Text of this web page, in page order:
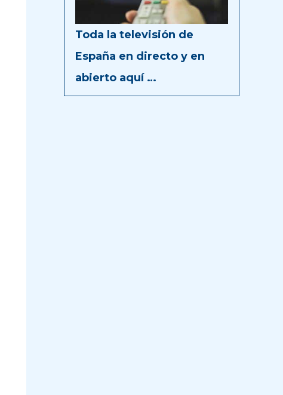
Toda la televisión de
España en directo y en
abierto aquí …